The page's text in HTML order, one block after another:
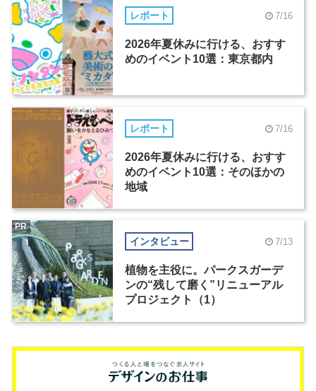
レポート 7/16
2026年夏休みに行ける、おすす
めのイベント10選：東京都内
レポート 7/16
2026年夏休みに行ける、おすす
めのイベント10選：そのほかの
地域
インタビュー 7/13
植物を主役に。パークスガーデ
ンの“残して磨く”リニューアル
プロジェクト（1）
PR